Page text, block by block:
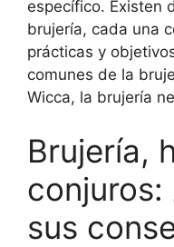
específico. Existen
brujería, cada una
prácticas y
comunes de la
Wicca, la brujería
Brujería,
conjuros:
sus